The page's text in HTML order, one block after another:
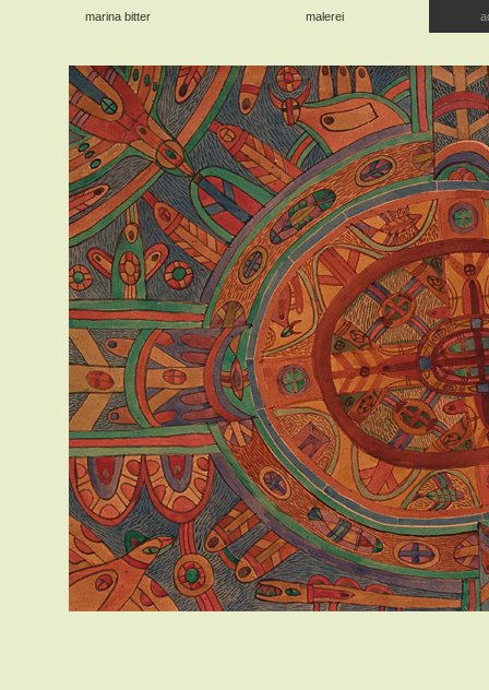
marina bitter malerei